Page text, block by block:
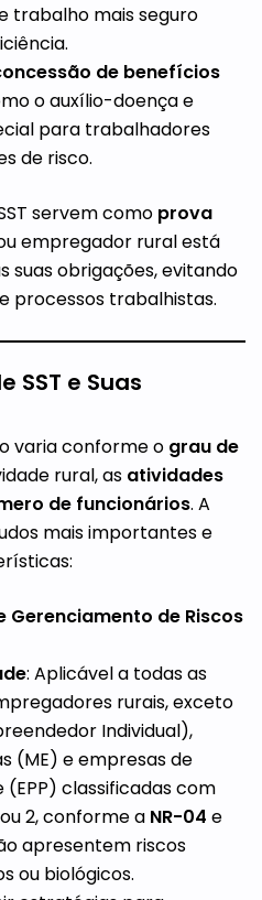
trabalho mais seguro
de benefícios
o auxílio-doença e
para trabalhadores
de risco.
servem como prova
empregador rural está
suas obrigações, evitando
processos trabalhistas.
SST e Suas
varia conforme o grau de
rural, as atividades
de funcionários. A
mais importantes e
Gerenciamento de Riscos
: Aplicável a todas as
rurais, exceto
Individual),
(ME) e empresas de
classificadas com
2, conforme a NR-04 e
apresentem riscos
ou biológicos.